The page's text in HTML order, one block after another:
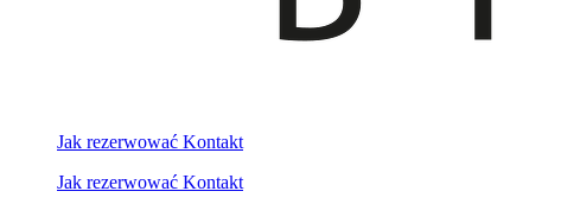
Jak rezerwować Kontakt
Jak rezerwować Kontakt